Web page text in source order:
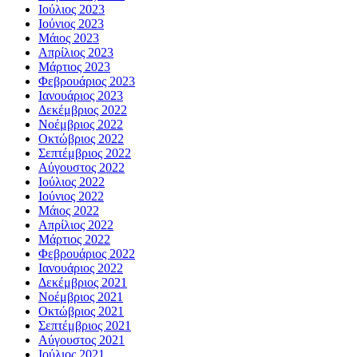
Ιούλιος 2023
Ιούνιος 2023
Μάιος 2023
Απρίλιος 2023
Μάρτιος 2023
Φεβρουάριος 2023
Ιανουάριος 2023
Δεκέμβριος 2022
Νοέμβριος 2022
Οκτώβριος 2022
Σεπτέμβριος 2022
Αύγουστος 2022
Ιούλιος 2022
Ιούνιος 2022
Μάιος 2022
Απρίλιος 2022
Μάρτιος 2022
Φεβρουάριος 2022
Ιανουάριος 2022
Δεκέμβριος 2021
Νοέμβριος 2021
Οκτώβριος 2021
Σεπτέμβριος 2021
Αύγουστος 2021